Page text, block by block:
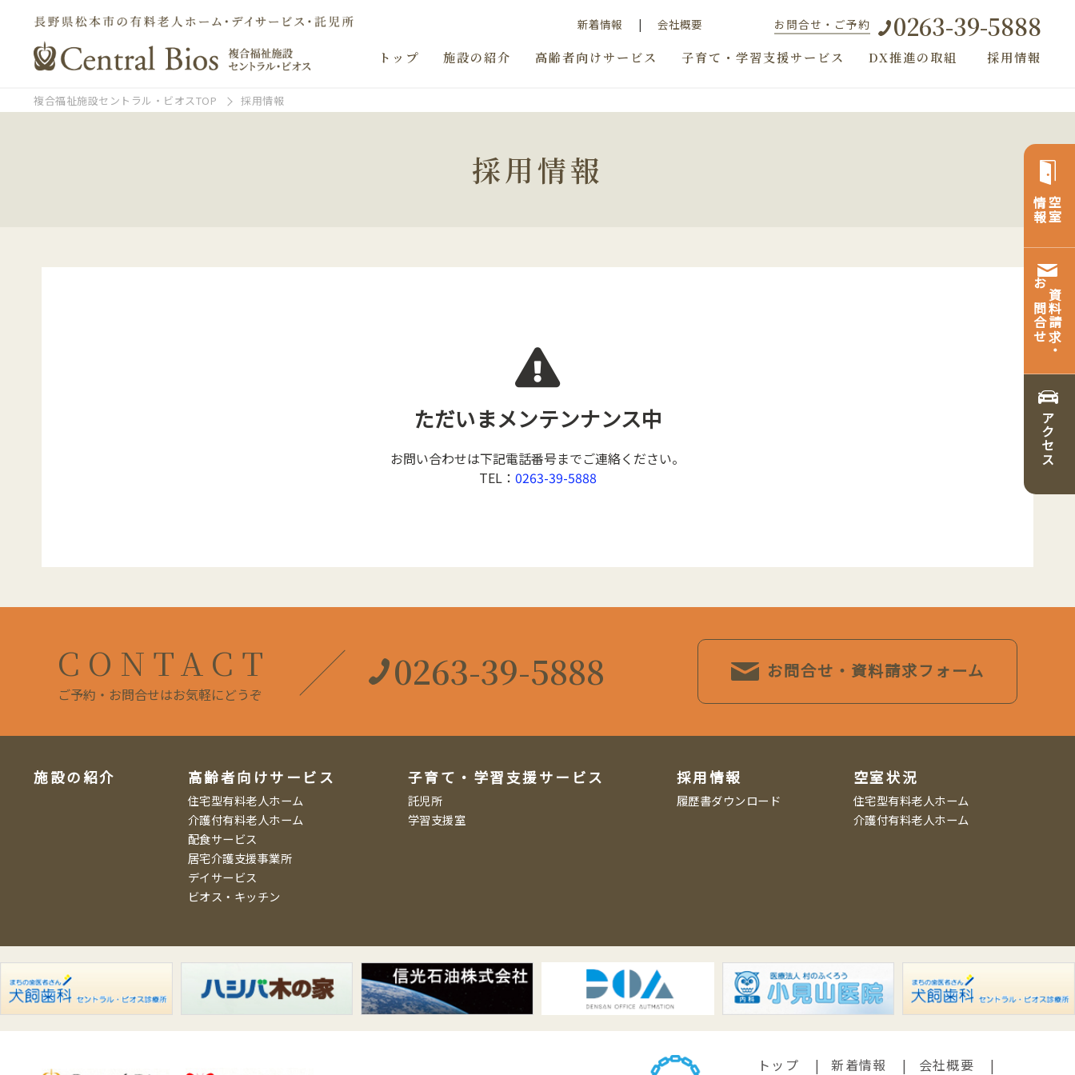
新着情報 会社概要 お問合せ・ご予約 0263-39-5888
トップ 施設の紹介 高齢者向けサービス 子育て・学習支援サービス DX推進の取組 採用情報
複合福祉施設セントラル・ビオスTOP 採用情報
採用情報
空室
情報
資料請求・
お問合せ
アクセス
ただいまメンテンナンス中
お問い合わせは下記電話番号までご連絡ください。
TEL： 0263-39-5888
CONTACT
ご予約・お問合せはお気軽にどうぞ
0263-39-5888 お問合せ・資料請求フォーム
施設の紹介 高齢者向けサービス
住宅型有料老人ホーム
介護付有料老人ホーム
配食サービス
居宅介護支援事業所
デイサービス
ビオス・キッチン
子育て・学習支援サービス
託児所
学習支援室
採用情報
履歴書ダウンロード
空室状況
住宅型有料老人ホーム
介護付有料老人ホーム
トップ 新着情報 会社概要